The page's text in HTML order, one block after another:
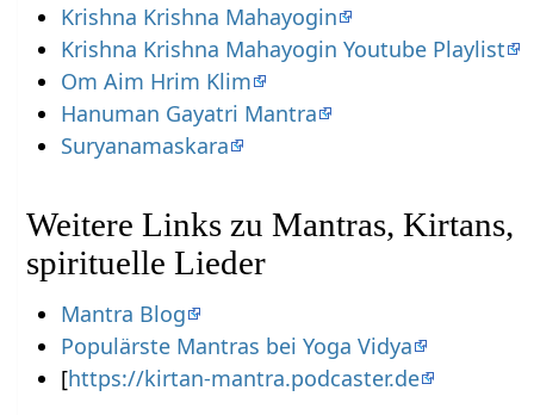
Krishna Krishna Mahayogin
Krishna Krishna Mahayogin Youtube Playlist
Om Aim Hrim Klim
Hanuman Gayatri Mantra
Suryanamaskara
Weitere Links zu Mantras, Kirtans,
spirituelle Lieder
Mantra Blog
Populärste Mantras bei Yoga Vidya
[https://kirtan-mantra.podcaster.de